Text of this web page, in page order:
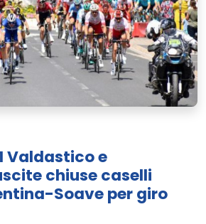
Valdastico e
chiuse caselli
Soave per giro